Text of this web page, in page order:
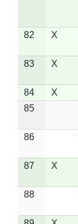
82 X
83 X
84 X
85
86
87 X
88